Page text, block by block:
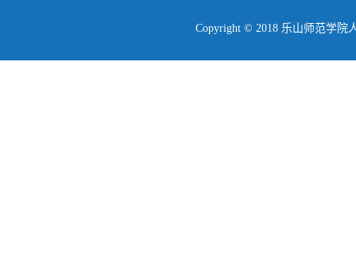
Copyright © 2018 乐山师范学院